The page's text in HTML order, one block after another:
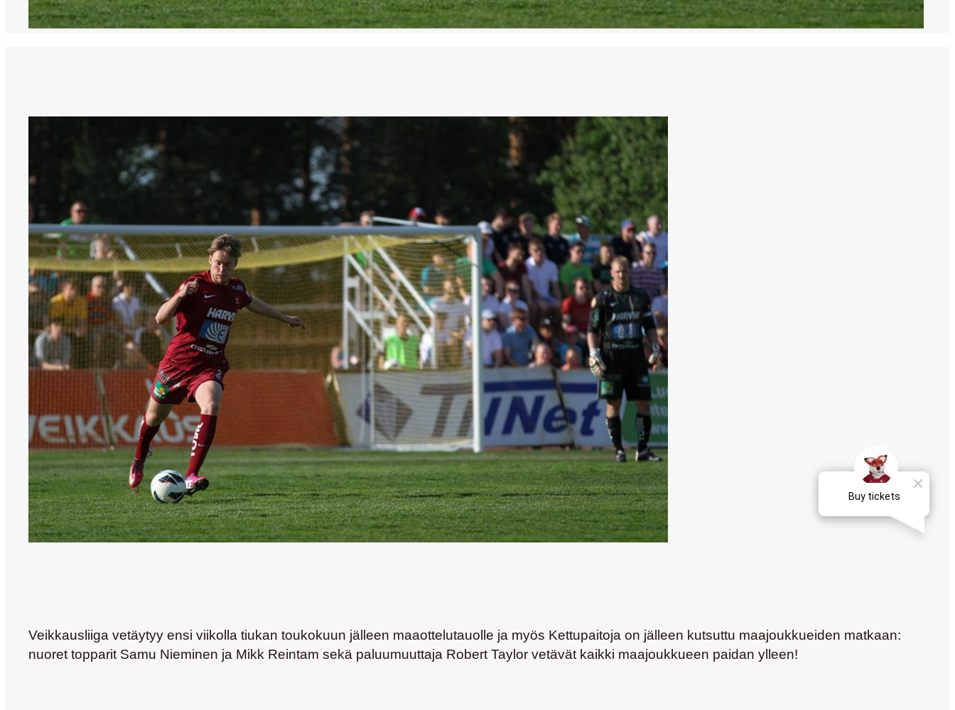
Veikkausliiga vetäytyy ensi viikolla tiukan toukokuun jälleen maaottelutauolle ja myös Kettupaitoja on jälleen kutsuttu maajoukkueiden matkaan:
nuoret topparit Samu Nieminen ja Mikk Reintam sekä paluumuuttaja Robert Taylor vetävät kaikki maajoukkueen paidan ylleen!